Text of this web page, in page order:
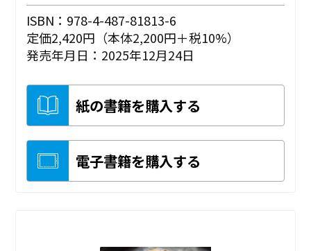
ISBN：978-4-487-81813-6
定価2,420円（本体2,200円＋税10%）
発売年月日：2025年12月24日
紙の書籍を購入する
電子書籍を購入する